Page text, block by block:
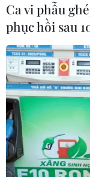
TIN CÙNG
Trung Quốc
gió nổi đầu tiên
06/08/2026 11:20
Ca vi phẫu
phục hồi sau